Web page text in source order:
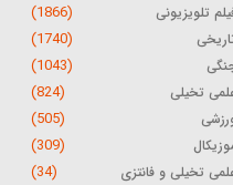
تلویزیونی (1866)
(1740)
(1043)
تخیلی (824)
(505)
(309)
تخیلی و فانتزی (34)